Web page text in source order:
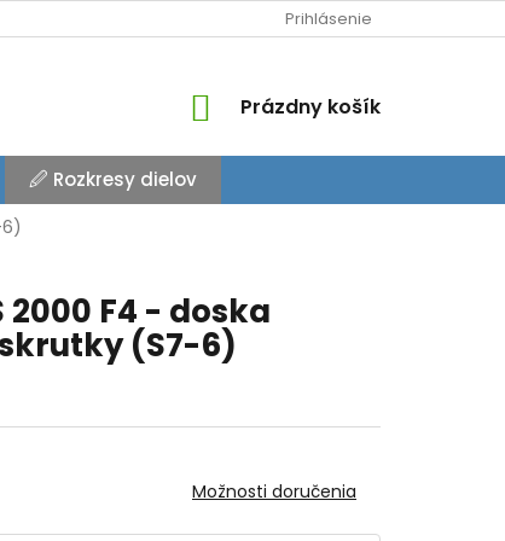
Prihlásenie
NÁKUPNÝ
Prázdny košík
🖉 Rozkresy dielov
2000 F4 - doska
(S7-6)
Možnosti doručenia